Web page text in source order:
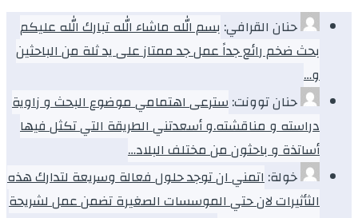
حنان القرافي: بسم الله ماشاء الله تبارك الله عليكم
بحث ضخم رائع جداً عمل جد ممتاز على يد ثلة من الباحثين
و…
حنان توونت:سترعى اهتمامي موضوع البحث و زاوية
دراسته و مناقشته.و أسعدتني الطريقة التي تكثل فيها
أساتذة و باحثون من مختلف البلاد…
خولة:اتمني ان توجد حلول فعالة وسريعة لتدارك هذه
الثأثيرات لان حتي الموسسات الصغيرة تضمن عمل لشريحة